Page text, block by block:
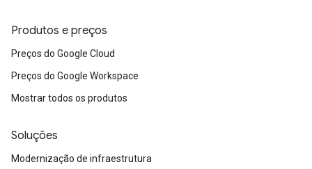
Produtos e preços
Preços do Google Cloud
Preços do Google Workspace
Mostrar todos os produtos
Soluções
Modernização de infraestrutura